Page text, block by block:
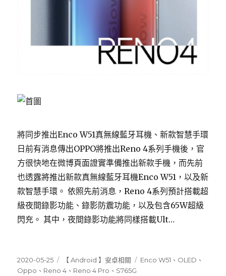
將同步推出Enco W51真無線藍牙耳機、新款智慧手環
日前有消息傳出OPPO將推出Reno 4系列手機後，官
方很快地在微博頁面證實準備推出新款手機，而先前
也透露將推出新款真無線藍牙耳機Enco W51，以及新
款智慧手環。 依照先前消息，Reno 4系列預計搭載超
級夜間錄影功能、錄影防震功能，以及包含65W超級
閃充。 其中，夜間錄影功能將同樣搭載Ult…
發
佈
2020-05-25
分
類
【 Android 】安卓相關
標
Enco W51 、 OLED 、
Oppo 、 Reno 4 、 Reno 4 Pro 、 S765G